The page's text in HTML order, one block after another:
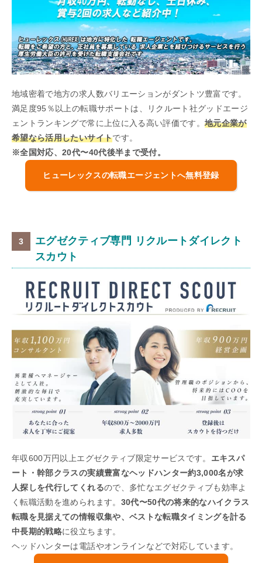
地域密着で地方の求人数バリエーションがダントツ豊富です。
満足度95％以上の転職サポートは、リクルート社グッドエージ
ェントランキングで常に上位に入る高い評価です。地元企業が
希望なら活用したいサイトです。
※全国対応、20代〜40代後半まで受付。
ヒューレックスの転職エージェントへ無料登録
エグゼクティブ専門 リクルートダイレクト
スカウト
年収600万円以上エグゼクティブ限定サービスです。 エキスパ
ート・幹部クラスの実績豊富なヘッドハンター約3,000名が求
人探しを代行してくれるので、多忙なエグゼクティブも効率よ
く転職活動を進められます。 30代〜50代の将来的なハイクラス
転職を見据えての情報収集や、ベストな転職タイミングを計る
中長期的戦略に役立ちます。
ヘッドハンターは電話やオンラインなどで対応しています。